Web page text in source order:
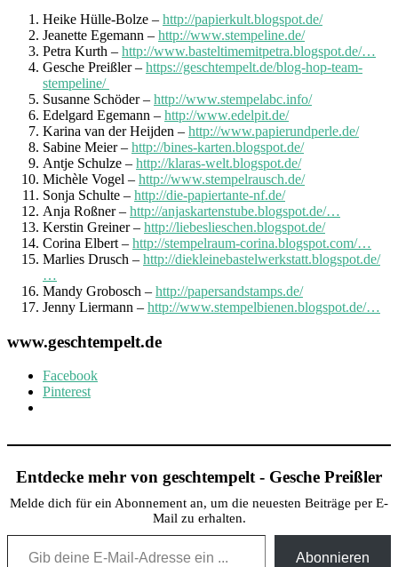
Heike Hülle-Bolze – http://papierkult.blogspot.de/
Jeanette Egemann – http://www.stempeline.de/
Petra Kurth – http://www.basteltimemitpetra.blogspot.de/…
Gesche Preißler – https://geschtempelt.de/blog-hop-team-
stempeline/
Susanne Schöder – http://www.stempelabc.info/
Edelgard Egemann – http://www.edelpit.de/
Karina van der Heijden – http://www.papierundperle.de/
Sabine Meier – http://bines-karten.blogspot.de/
Antje Schulze – http://klaras-welt.blogspot.de/
Michèle Vogel – http://www.stempelrausch.de/
Sonja Schulte – http://die-papiertante-nf.de/
Anja Roßner – http://anjaskartenstube.blogspot.de/…
Kerstin Greiner – http://liebeslieschen.blogspot.de/
Corina Elbert – http://stempelraum-corina.blogspot.com/…
Marlies Drusch – http://diekleinebastelwerkstatt.blogspot.de/
…
Mandy Grobosch – http://papersandstamps.de/
Jenny Liermann – http://www.stempelbienen.blogspot.de/…
www.geschtempelt.de
Facebook
Pinterest
Entdecke mehr von geschtempelt - Gesche Preißler
Melde dich für ein Abonnement an, um die neuesten Beiträge per E-
Mail zu erhalten.
Gib deine E-Mail-Adresse ein ...
Abonnieren